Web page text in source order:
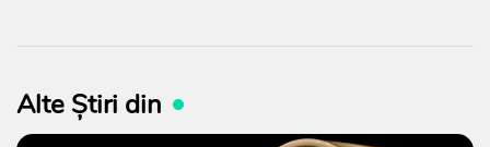
Alte Știri din